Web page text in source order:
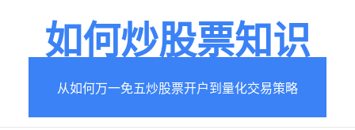
如何炒股票知识
从如何万一免五炒股票开户到量化交易策略